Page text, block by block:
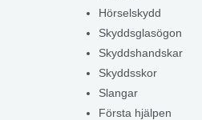
Hörselskydd
Skyddsglasögon
Skyddshandskar
Skyddsskor
Slangar
Första hjälpen